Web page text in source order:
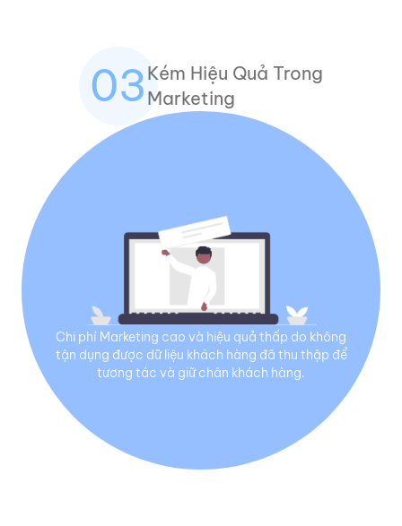
03 Kém Hiệu Quả Trong
Marketing
Chi phí Marketing cao và hiệu quả thấp do không
tận dụng được dữ liệu khách hàng đã thu thập để
tương tác và giữ chân khách hàng.